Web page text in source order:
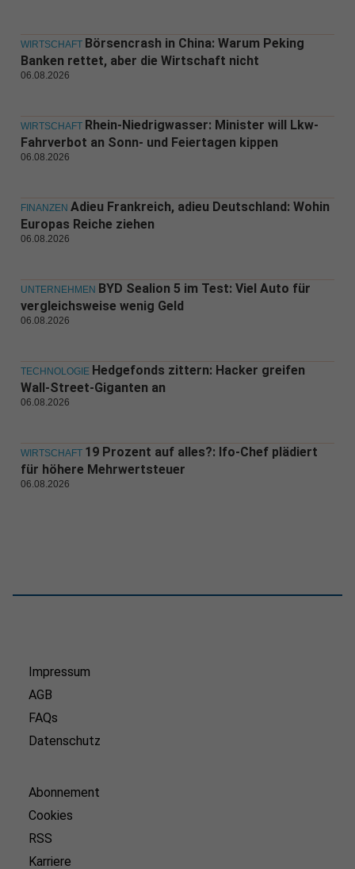
WIRTSCHAFT Börsencrash in China: Warum Peking
Banken rettet, aber die Wirtschaft nicht
06.08.2026
WIRTSCHAFT Rhein-Niedrigwasser: Minister will Lkw-
Fahrverbot an Sonn- und Feiertagen kippen
06.08.2026
FINANZEN Adieu Frankreich, adieu Deutschland: Wohin
Europas Reiche ziehen
06.08.2026
UNTERNEHMEN BYD Sealion 5 im Test: Viel Auto für
vergleichsweise wenig Geld
06.08.2026
TECHNOLOGIE Hedgefonds zittern: Hacker greifen
Wall-Street-Giganten an
06.08.2026
WIRTSCHAFT 19 Prozent auf alles?: Ifo-Chef plädiert
für höhere Mehrwertsteuer
06.08.2026
Impressum
AGB
FAQs
Datenschutz
Abonnement
Cookies
RSS
Karriere